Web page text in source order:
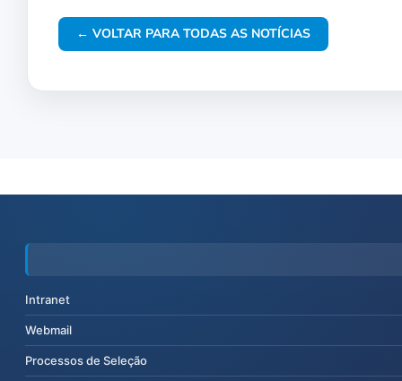
← VOLTAR PARA TODAS AS NOTÍCIAS
Intranet
Webmail
Processos de Seleção